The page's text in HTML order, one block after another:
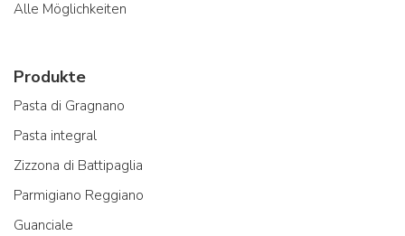
Alle Möglichkeiten
Produkte
Pasta di Gragnano
Pasta integral
Zizzona di Battipaglia
Parmigiano Reggiano
Guanciale